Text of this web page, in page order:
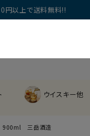
円以上で送料無料!!
ウイスキー他
三岳酒造